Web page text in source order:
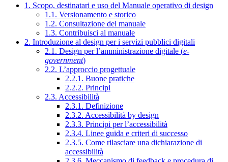
1. Scopo, destinatari e uso del Manuale operativo di design
1.1. Versionamento e storico
1.2. Consultazione del manuale
1.3. Contribuisci al manuale
2. Introduzione al design per i servizi pubblici digitali
2.1. Design per l’amministrazione digitale (e-
government)
2.2. L’approccio progettuale
2.2.1. Buone pratiche
2.2.2. Principi
2.3. Accessibilità
2.3.1. Definizione
2.3.2. Accessibilità by design
2.3.3. Principi per l’accessibilità
2.3.4. Linee guida e criteri di successo
2.3.5. Come rilasciare una dichiarazione di
accessibilità